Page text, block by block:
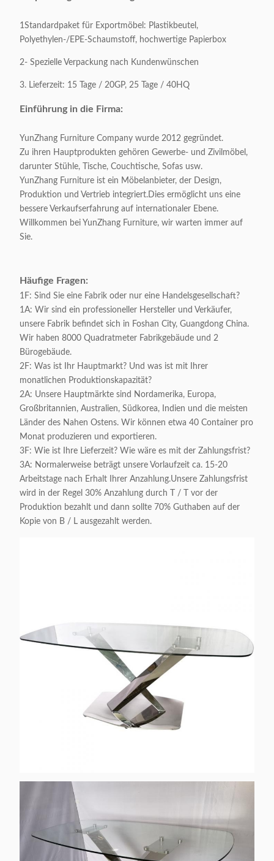
Oberflächenmaterial: Glas-/Marmoroberfläche
Verpackung: 1 Stück / 1 Karton
Anwendbar Erwachsene
Anpassbar:
1Standardpaket für Exportmöbel: Plastikbeutel,
Polyethylen-/EPE-Schaumstoff, hochwertige Papierbox
2- Spezielle Verpackung nach Kundenwünschen
3. Lieferzeit: 15 Tage / 20GP, 25 Tage / 40HQ
Einführung in die Firma:
YunZhang Furniture Company wurde 2012 gegründet.
Zu ihren Hauptprodukten gehören Gewerbe- und Zivilmöbel,
darunter Stühle, Tische, Couchtische, Sofas usw.
YunZhang Furniture ist ein Möbelanbieter, der Design,
Produktion und Vertrieb integriert.Dies ermöglicht uns eine
bessere Verkaufserfahrung auf internationaler Ebene.
Willkommen bei YunZhang Furniture, wir warten immer auf
Sie.
Häufige Fragen:
1F: Sind Sie eine Fabrik oder nur eine Handelsgesellschaft?
1A: Wir sind ein professioneller Hersteller und Verkäufer,
unsere Fabrik befindet sich in Foshan City, Guangdong China.
Wir haben 8000 Quadratmeter Fabrikgebäude und 2
Bürogebäude.
2F: Was ist Ihr Hauptmarkt? Und was ist mit Ihrer
monatlichen Produktionskapazität?
2A: Unsere Hauptmärkte sind Nordamerika, Europa,
Großbritannien, Australien, Südkorea, Indien und die meisten
Länder des Nahen Ostens. Wir können etwa 40 Container pro
Monat produzieren und exportieren.
3F: Wie ist Ihre Lieferzeit? Wie wäre es mit der Zahlungsfrist?
3A: Normalerweise beträgt unsere Vorlaufzeit ca. 15-20
Arbeitstage nach Erhalt Ihrer Anzahlung.Unsere Zahlungsfrist
wird in der Regel 30% Anzahlung durch T / T vor der
Produktion bezahlt und dann sollte 70% Guthaben auf der
Kopie von B / L ausgezahlt werden.